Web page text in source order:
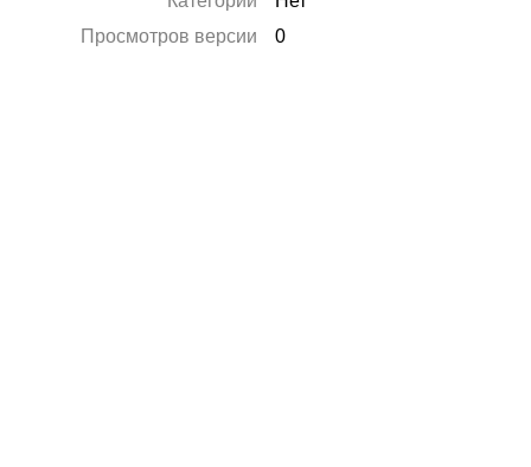
Просмотров версии
0